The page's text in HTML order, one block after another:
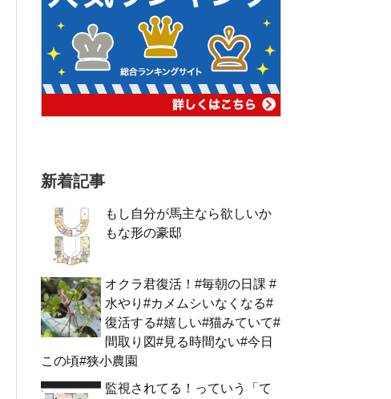
新着記事
もし自分が馬主なら欲しいか
もな形の豪邸
オクラ君復活！#毎朝の日課 #
水やり#カメムシいなくなる#
復活する#嬉しい#猫みていて#
間取り図#見る時間ない#今日
この頃#狭小農園
監視されてる！っていう「て